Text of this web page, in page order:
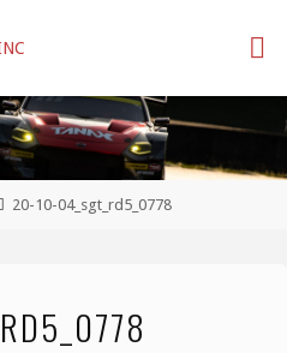
20-10-04_sgt_rd5_0778